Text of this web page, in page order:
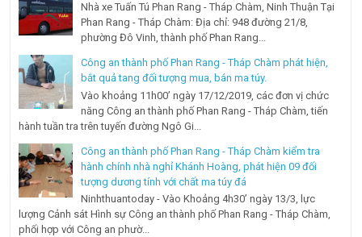
Nhà xe Tuấn Tú Phan Rang - Tháp Chàm, Ninh Thuận Tại
Phan Rang - Tháp Chàm: Địa chỉ: 948 đường 21/8,
phường Đô Vinh, thành phố Phan Rang...
Công an thành phố Phan Rang - Tháp Chàm phát hiện,
bắt quả tang đối tượng mua, bán ma túy.
Vào khoảng 11h00’ ngày 17/12/2019, các đơn vị chức
năng Công an thành phố Phan Rang - Tháp Chàm, tiến
hành tuần tra trên tuyến đường Ngô Gi...
Công an thành phố Phan Rang - Tháp Chàm kiểm tra
hành chính nhà nghỉ Khánh Hoàng, phát hiện 09 đối
tượng dương tính với chất ma túy đá
Ninhthuantoday - Vào Khoảng 4h30’ ngày 13/3, lực
lượng Cảnh sát Hình sự Công an thành phố Phan Rang - Tháp Chàm,
phối hợp với Công an phườ...